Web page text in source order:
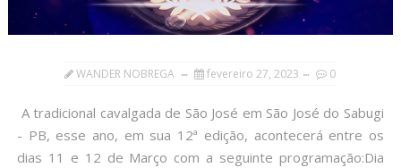
WANDER NOBREGA fevereiro 27, 2023 0
A tradicional cavalgada de São José em São José do Sabugi
- PB, esse ano, em sua 12ª edição, acontecerá entre os
dias 11 e 12 de Março com a seguinte programação:Dia